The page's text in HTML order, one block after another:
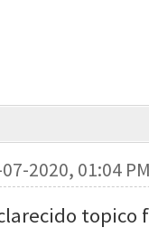
2020, 01:04
topico